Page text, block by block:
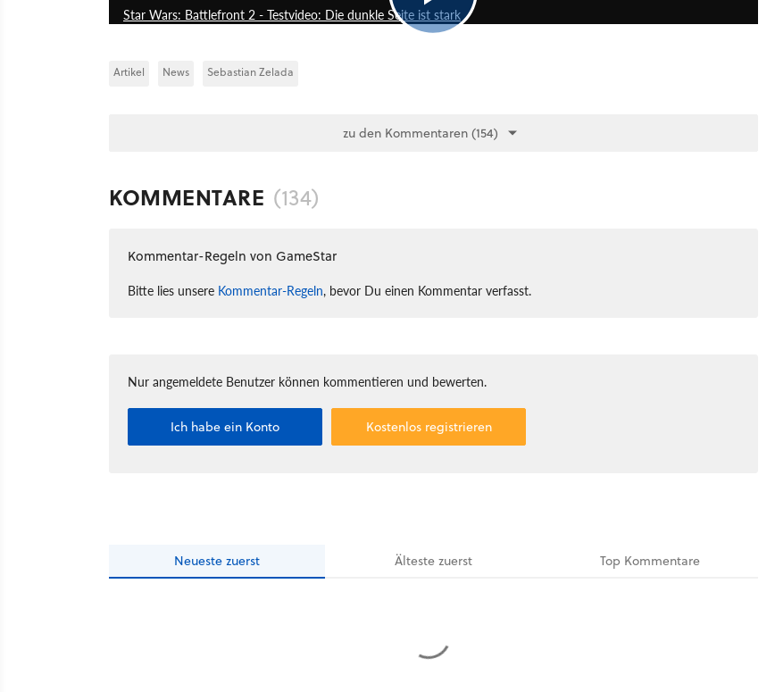
Star Wars: Battlefront 2 - Testvideo: Die dunkle Seite ist stark
Artikel News Sebastian Zelada
zu den Kommentaren (154)
KOMMENTARE (134)
Kommentar-Regeln von GameStar
Bitte lies unsere Kommentar-Regeln, bevor Du einen Kommentar verfasst.
Nur angemeldete Benutzer können kommentieren und bewerten.
Ich habe ein Konto Kostenlos registrieren
Neueste zuerst Ältestezuerst Top Kommentare